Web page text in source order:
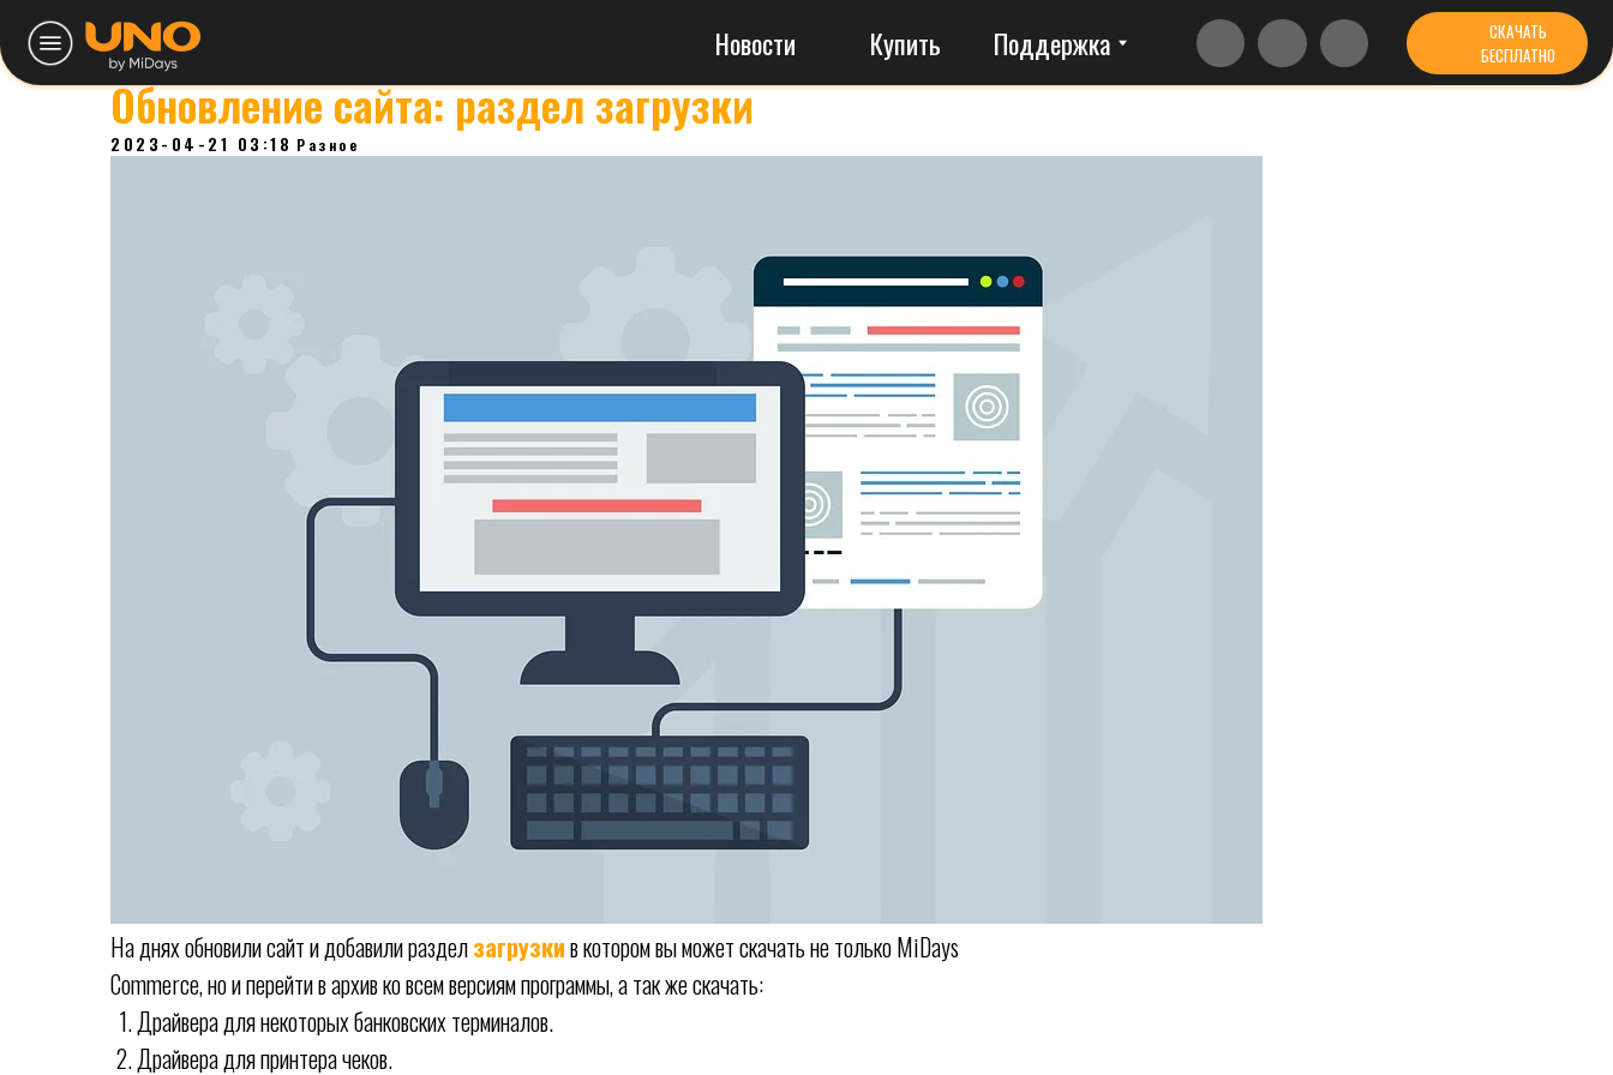
СКАЧАТЬ
БЕСПЛАТНО
Поддержка
Купить
Обновление сайта: раздел загрузки
2023-04-21 03:18 Разное
На днях обновили сайт и добавили разделзагрузкив котором вы может скачать не только MiDays
Commerce, но и перейти в архив ко всем версиям программы, а так же скачать:
Драйвера для некоторых банковских терминалов.
Драйвера для принтера чеков.